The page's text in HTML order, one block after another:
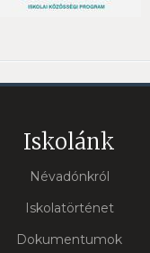
Iskolánk
Névadónkról
Iskolatörténet
Dokumentumok